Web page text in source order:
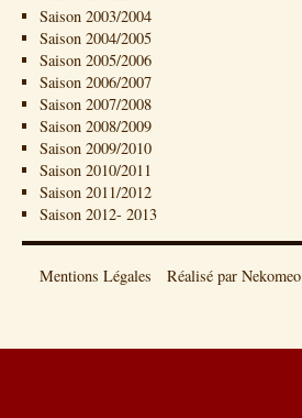
Saison 2003/2004
Saison 2004/2005
Saison 2005/2006
Saison 2006/2007
Saison 2007/2008
Saison 2008/2009
Saison 2009/2010
Saison 2010/2011
Saison 2011/2012
Saison 2012- 2013
Mentions Légales Réalisé par Nekomeo